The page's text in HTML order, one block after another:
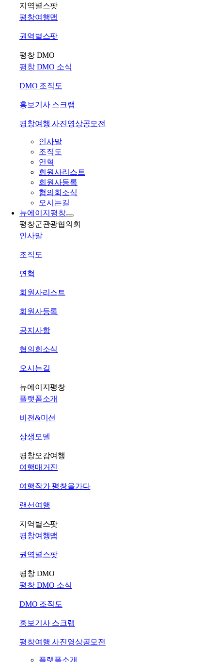
지역별스팟
평창여행맵
권역별스팟
평창 DMO
평창 DMO 소식
DMO 조직도
홍보기사 스크랩
평창여행 사진영상공모전
인사말
조직도
연혁
회원사리스트
회원사등록
협의회소식
오시는길
뉴에이지평창
평창군관광협의회
인사말
조직도
연혁
회원사리스트
회원사등록
공지사항
협의회소식
오시는길
뉴에이지평창
플랫폼소개
비젼&미션
상생모델
평창오감여행
여행매거진
여행작가 평창을가다
랜선여행
지역별스팟
평창여행맵
권역별스팟
평창 DMO
평창 DMO 소식
DMO 조직도
홍보기사 스크랩
평창여행 사진영상공모전
플랫폼소개